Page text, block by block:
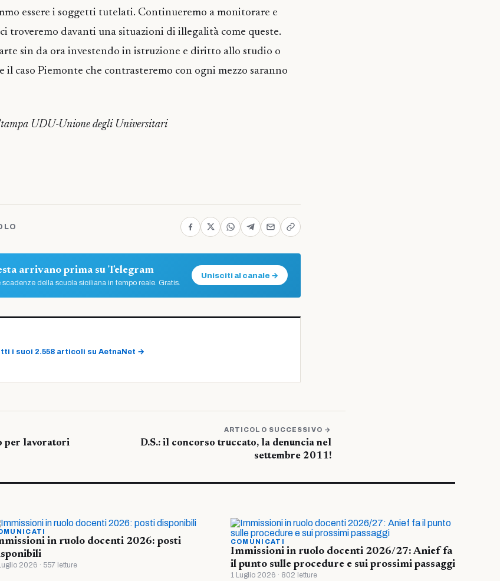
essere i soggetti tutelati. Continueremo a monitorare e
troveremo davanti una situazioni di illegalità come queste.
sin da ora investendo in istruzione e diritto allo studio o
il caso Piemonte che contrasteremo con ogni mezzo saranno
UDU-Unione degli Universitari
arrivano prima su Telegram
della scuola siciliana in tempo reale. Gratis.
Unisciti al canale →
i suoi 2.558 articoli su AetnaNet →
per lavoratori
ARTICOLO SUCCESSIVO →
D.S.: il concorso truccato, la denuncia nel
settembre 2011!
in ruolo docenti 2026: posti
2026 · 557 letture
COMUNICATI
Immissioni in ruolo docenti 2026/27: Anief fa
il punto sulle procedure e sui prossimi passaggi
1 Luglio 2026 · 802 letture